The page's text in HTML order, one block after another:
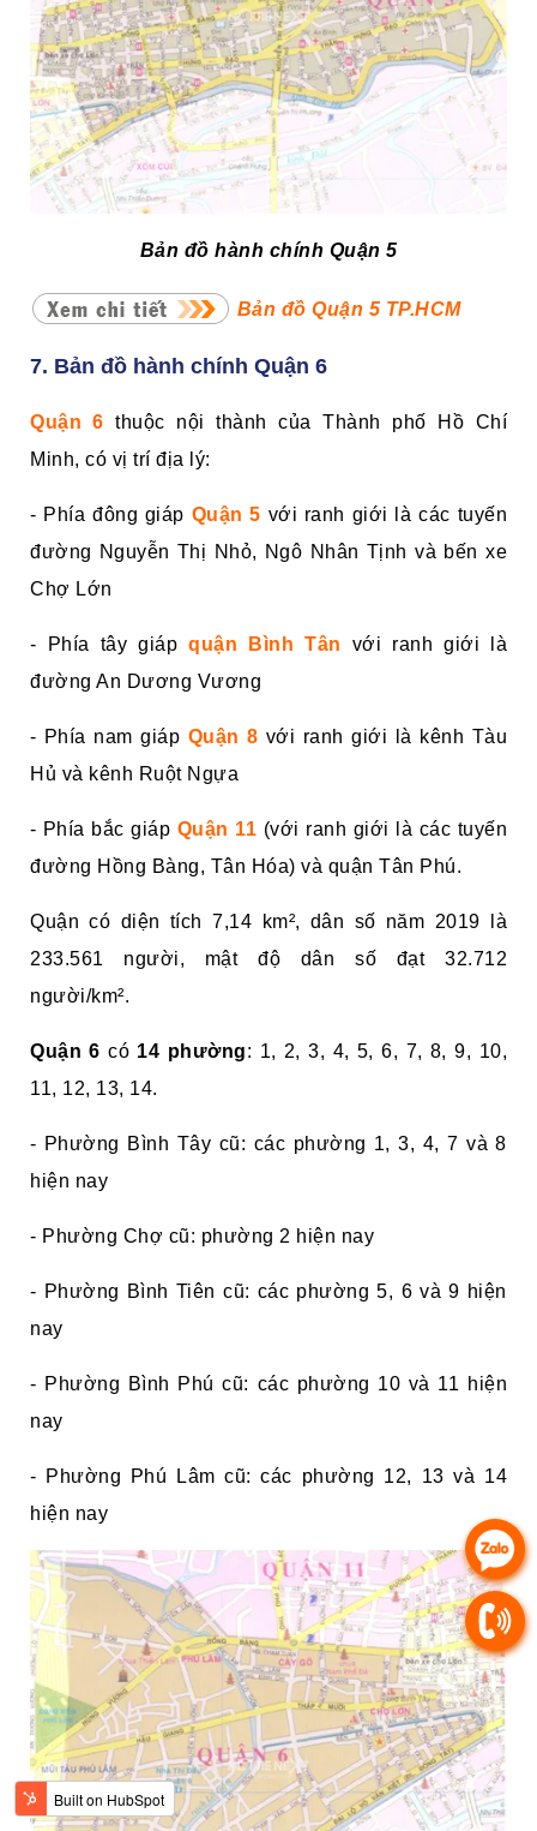
Bản đồ hành chính Quận 5
Bản đồ Quận 5 TP.HCM
7. Bản đồ hành chính Quận 6
Quận 6thuộc nội thành của Thành phố Hồ Chí
Minh, có vị trí địa lý:
- Phía đông giáp Quận 5 với ranh giới là các tuyến
đường Nguyễn Thị Nhỏ, Ngô Nhân Tịnh và bến xe
Chợ Lớn
- Phía tây giáp quận Bình Tân
với ranh giới là
đường An Dương Vương
- Phía nam giáp Quận 8 với ranh giới là kênh Tàu
Hủ và kênh Ruột Ngựa
- Phía bắc giáp Quận 11 (với ranh giới là các tuyến
đường Hồng Bàng, Tân Hóa) và quận Tân Phú.
Quận có diện tích 7,14 km², dân số năm 2019 là
233.561 người, mật độ dân số đạt 32.712
người/km².
Quận 6 có 14 phường: 1, 2, 3, 4, 5, 6, 7, 8, 9, 10,
11, 12, 13, 14.
- Phường Bình Tây cũ: các phường 1, 3, 4, 7 và 8
hiện nay
- Phường Chợ cũ: phường 2 hiện nay
- Phường Bình Tiên cũ: các phường 5, 6 và 9 hiện
nay
- Phường Bình Phú cũ: các phường 10 và 11 hiện
nay
- Phường Phú Lâm cũ: các phường 12, 13 và 14
hiện nay